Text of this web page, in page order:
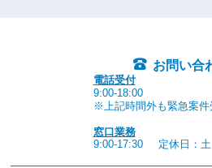
お問い合
電話受付
9:00-18:00
※上記時間外も緊急案件
窓口業務
9:00-17:30
定休日：